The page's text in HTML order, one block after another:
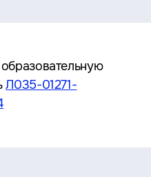
Л035-01271-